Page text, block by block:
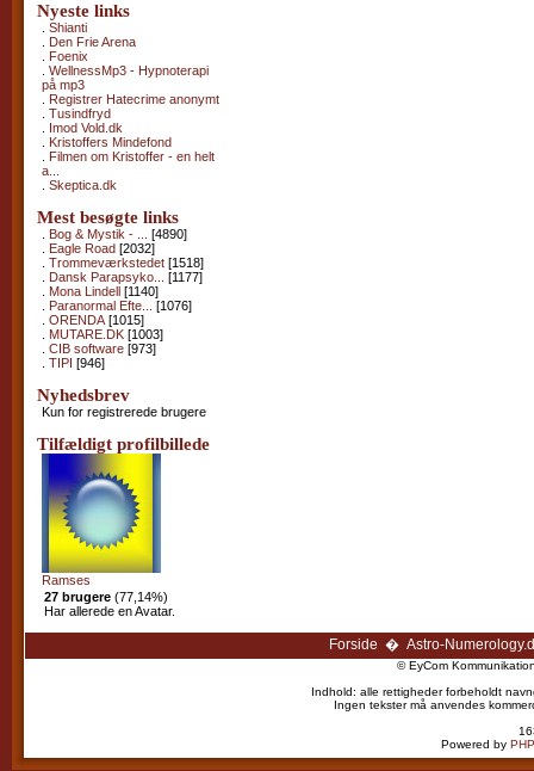
Nyeste links
Shianti
Den Frie Arena
Foenix
WellnessMp3 - Hypnoterapi
på mp3
Registrer Hatecrime anonymt
Tusindfryd
Imod Vold.dk
Kristoffers Mindefond
Filmen om Kristoffer - en helt
a...
Skeptica.dk
Mest besøgte links
Bog & Mystik - ...
[4890]
Eagle Road [2032]
Trommeværkstedet [1518]
Dansk Parapsyko...
[1177]
Mona Lindell [1140]
Paranormal Efte...
[1076]
ORENDA [1015]
MUTARE.DK [1003]
CIB software [973]
TIPI [946]
Nyhedsbrev
Kun for registrerede brugere
Tilfældigt profilbillede
Ramses
27 brugere (77,14%)
Har allerede en Avatar.
Forside � Astro-
© EyCom
Indhold: alle rettigheder forbeholdt
Ingen tekster må anvendes
Powered by